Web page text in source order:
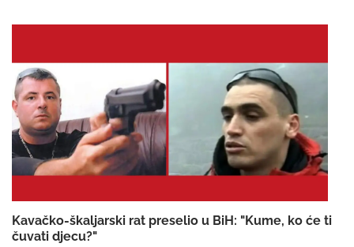
Kavačko-škaljarski rat preselio u BiH: "Kume, ko će ti
čuvati djecu?"